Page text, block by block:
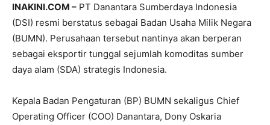
INAKINI.COM – PT Danantara Sumberdaya Indonesia
(DSI) resmi berstatus sebagai Badan Usaha Milik Negara
(BUMN). Perusahaan tersebut nantinya akan berperan
sebagai eksportir tunggal sejumlah komoditas sumber
daya alam (SDA) strategis Indonesia.
Kepala Badan Pengaturan (BP) BUMN sekaligus Chief
Operating Officer (COO) Danantara, Dony Oskaria